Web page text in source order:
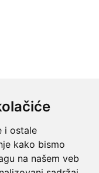
i ostale
kako bismo
na našem veb